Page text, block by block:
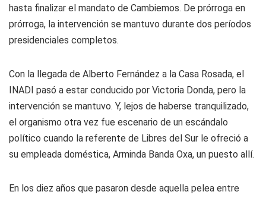
hasta finalizar el mandato de Cambiemos. De prórroga en
prórroga, la intervención se mantuvo durante dos períodos
presidenciales completos.
Con la llegada de Alberto Fernández a la Casa Rosada, el
INADI pasó a estar conducido por Victoria Donda, pero la
intervención se mantuvo. Y, lejos de haberse tranquilizado,
el organismo otra vez fue escenario de un escándalo
político cuando la referente de Libres del Sur le ofreció a
su empleada doméstica, Arminda Banda Oxa, un puesto allí.
En los diez años que pasaron desde aquella pelea entre